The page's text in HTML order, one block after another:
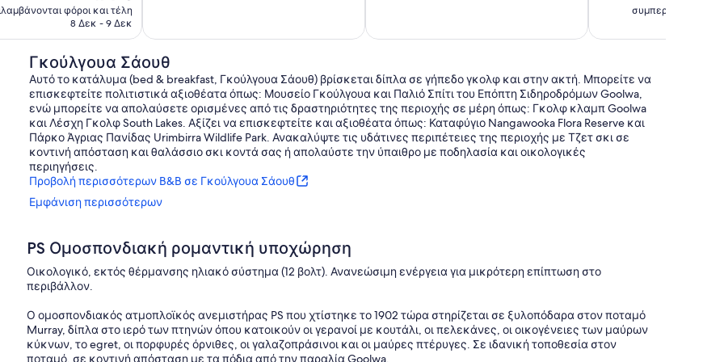
τιμή
είναι
φόροι και τέλη
8 Δεκ - 9 Δεκ
Γκούλγουα Σάουθ
Αυτό το κατάλυμα (bed & breakfast, Γκούλγουα Σάουθ) βρίσκεται δίπλα σε γήπεδο γκολφ και στην ακτή. Μπορείτε να
επισκεφτείτε πολιτιστικά αξιοθέατα όπως: Μουσείο Γκούλγουα και Παλιό Σπίτι του Επόπτη Σιδηροδρόμων Goolwa,
ενώ μπορείτε να απολαύσετε ορισμένες από τις δραστηριότητες της περιοχής σε μέρη όπως: Γκολφ κλαμπ Goolwa
και Λέσχη Γκολφ South Lakes. Αξίζει να επισκεφτείτε και αξιοθέατα όπως: Καταφύγιο Nangawooka Flora Reserve και
Πάρκο Άγριας Πανίδας Urimbirra Wildlife Park. Ανακαλύψτε τις υδάτινες περιπέτειες της περιοχής με Τζετ σκι σε
κοντινή απόσταση και θαλάσσιο σκι κοντά σας ή απολαύστε την ύπαιθρο με ποδηλασία και οικολογικές
περιηγήσεις.
Προβολή περισσότερων B&B σε Γκούλγουα Σάουθ
Εμφάνιση περισσότερων
PS Ομοσπονδιακή ρομαντική υποχώρηση
Οικολογικό, εκτός θέρμανσης ηλιακό σύστημα (12 βολτ). Ανανεώσιμη ενέργεια για μικρότερη επίπτωση στο
περιβάλλον.
Ο ομοσπονδιακός ατμοπλοϊκός ανεμιστήρας PS που χτίστηκε το 1902 τώρα στηρίζεται σε ξυλοπόδαρα στον ποταμό
Murray, δίπλα στο ιερό των πτηνών όπου κατοικούν οι γερανοί με κουτάλι, οι πελεκάνες, οι οικογένειες των μαύρων
κύκνων, το egret, οι πορφυρές όρνιθες, οι γαλαζοπράσινοι και οι μαύρες πτέρυγες. Σε ιδανική τοποθεσία στον
ποταμό, σε κοντινή απόσταση με τα πόδια από την παραλία Goolwa.